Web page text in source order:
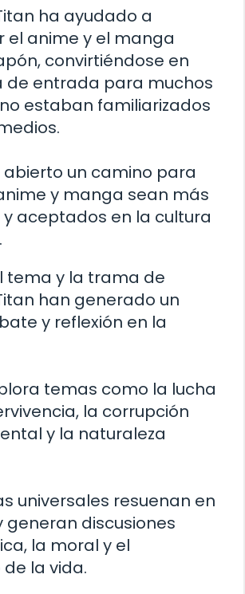
ha ayudado a
el anime y el manga
convirtiéndose en
de entrada para muchos
estaban familiarizados
abierto un camino para
y manga sean más
aceptados en la cultura
tema y la trama de
han generado un
y reflexión en la
temas como la lucha
la corrupción
y la naturaleza
universales resuenan en
generan discusiones
la moral y el
la vida.